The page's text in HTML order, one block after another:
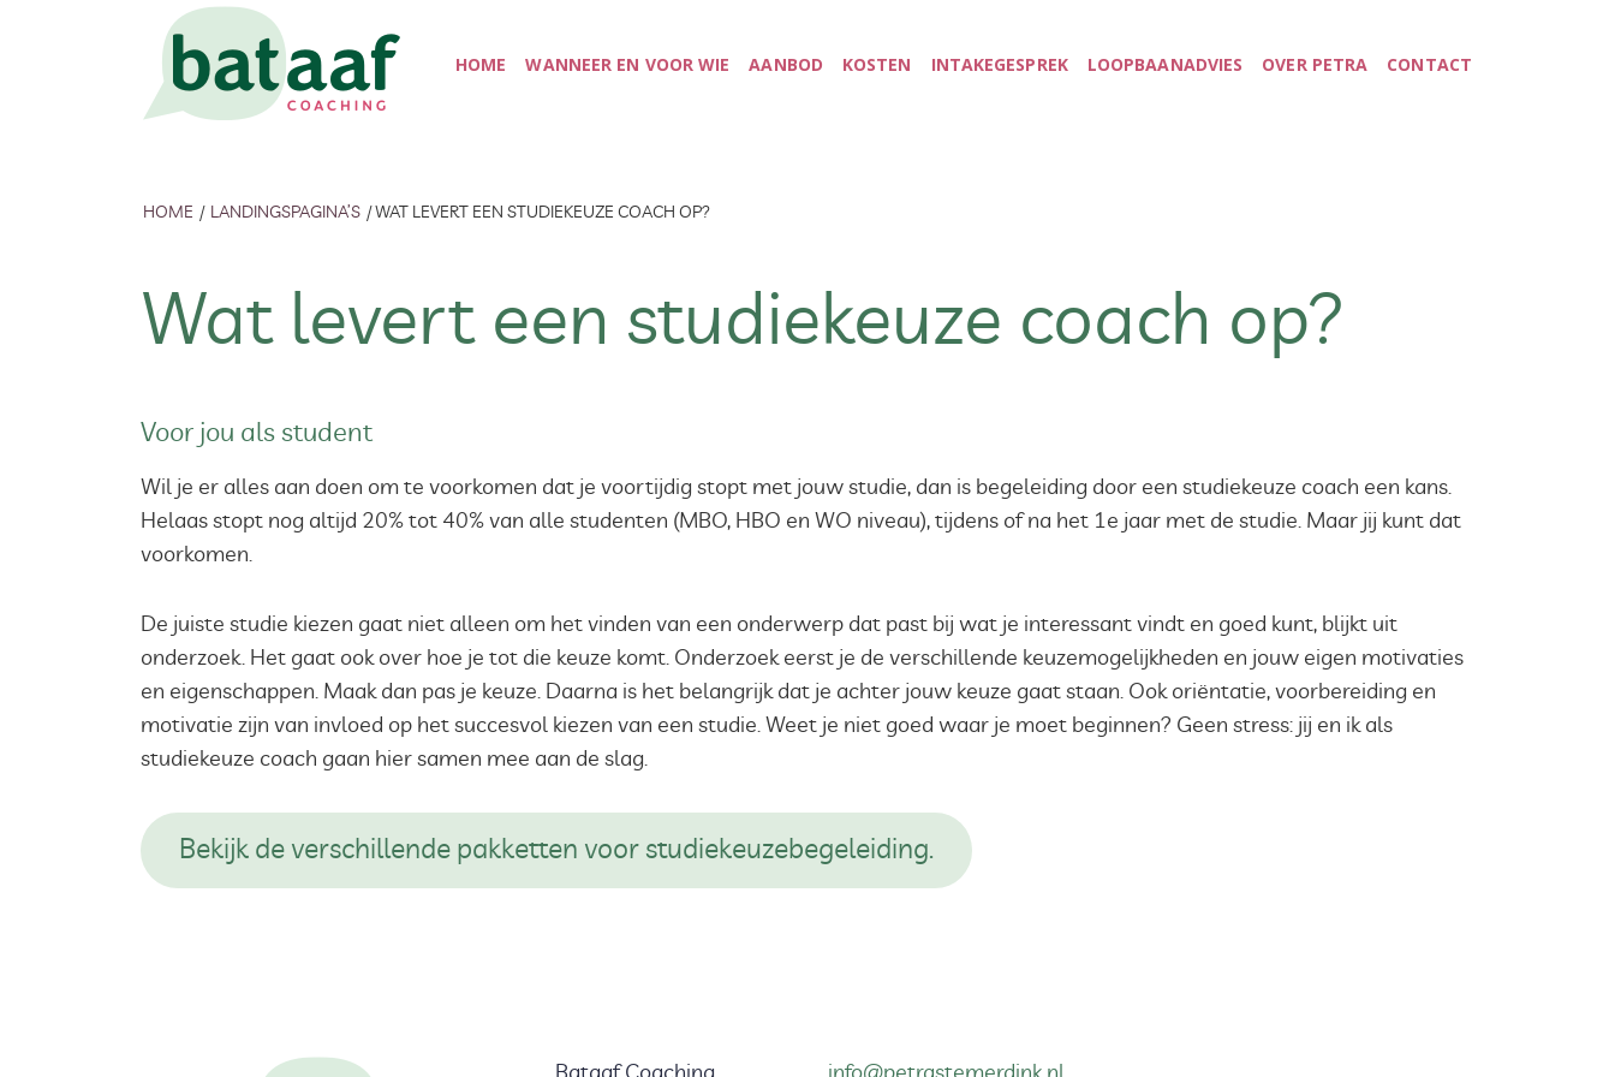
HOME WANNEER EN VOOR WIE AANBOD KOSTEN INTAKEGESPREK LOOPBAANADVIES OVER PETRA CONTACT
HOME / LANDINGSPAGINA’S / WAT LEVERT EEN STUDIEKEUZE COACH OP?
Wat levert een studiekeuze coach op?
Voor jou als student
Wil je er alles aan doen om te voorkomen dat je voortijdig stopt met jouw studie, dan is begeleiding door een studiekeuze coach een kans.
Helaas stopt nog altijd 20% tot 40% van alle studenten (MBO, HBO en WO niveau), tijdens of na het 1e jaar met de studie. Maar jij kunt dat
voorkomen.
De juiste studie kiezen gaat niet alleen om het vinden van een onderwerp dat past bij wat je interessant vindt en goed kunt, blijkt uit
onderzoek. Het gaat ook over hoe je tot die keuze komt. Onderzoek eerst je de verschillende keuzemogelijkheden en jouw eigen motivaties
en eigenschappen. Maak dan pas je keuze. Daarna is het belangrijk dat je achter jouw keuze gaat staan. Ook oriëntatie, voorbereiding en
motivatie zijn van invloed op het succesvol kiezen van een studie. Weet je niet goed waar je moet beginnen? Geen stress: jij en ik als
studiekeuze coach gaan hier samen mee aan de slag.
Bekijk de verschillende pakketten voor studiekeuzebegeleiding.